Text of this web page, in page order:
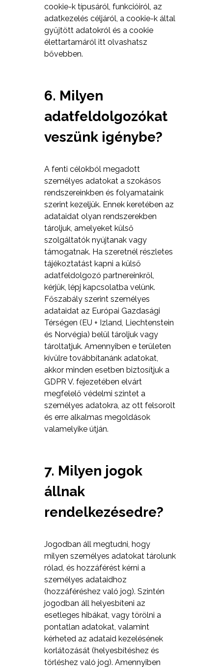
cookie-k típusáról, funkcióiról, az
adatkezelés céljáról, a cookie-k által
gyűjtött adatokról és a cookie
élettartamáról itt olvashatsz
bővebben.
6. Milyen
adatfeldolgozókat
veszünk igénybe?
A fenti célokból megadott
személyes adatokat a szokásos
rendszereinkben és folyamataink
szerint kezeljük. Ennek keretében az
adataidat olyan rendszerekben
tároljuk, amelyeket külső
szolgáltatók nyújtanak vagy
támogatnak. Ha szeretnél részletes
tájékoztatást kapni a külső
adatfeldolgozó partnereinkről,
kérjük, lépj kapcsolatba velünk.
Főszabály szerint személyes
adataidat az Európai Gazdasági
Térségen (EU + Izland, Liechtenstein
és Norvégia) belül tároljuk vagy
tároltatjuk. Amennyiben e területen
kívülre továbbítanánk adatokat,
akkor minden esetben biztosítjuk a
GDPR V. fejezetében elvárt
megfelelő védelmi szintet a
személyes adatokra, az ott felsorolt
és erre alkalmas megoldások
valamelyike útján.
7. Milyen jogok
állnak
rendelkezésedre?
Jogodban áll megtudni, hogy
milyen személyes adatokat tárolunk
rólad, és hozzáférést kérni a
személyes adataidhoz
(hozzáféréshez való jog). Szintén
jogodban áll helyesbíteni az
esetleges hibákat, vagy törölni a
pontatlan adatokat, valamint
kérheted az adataid kezelésének
korlátozását (helyesbítéshez és
törléshez való jog). Amennyiben